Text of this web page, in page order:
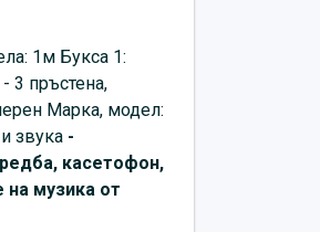
1м Букса 1:
3 пръстена,
Марка, модел:
звука -
касетофон,
музика от